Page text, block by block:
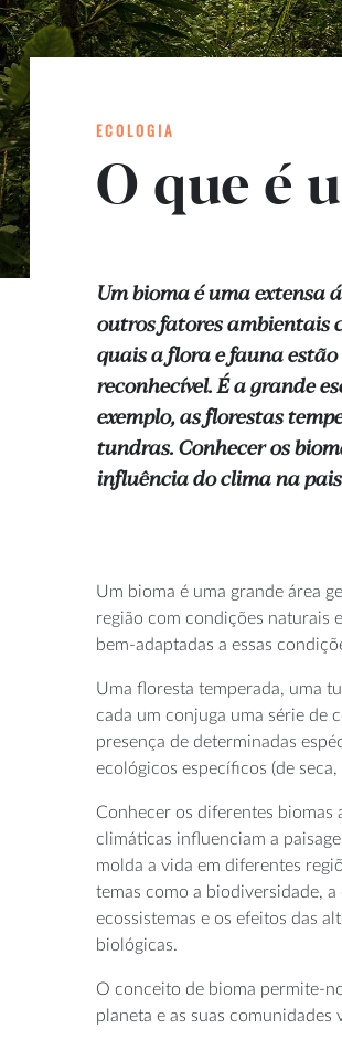
ECOLOGIA
O que é
Um bioma é uma extensa
outros fatores ambientais
quais a flora e fauna
reconhecível. É a grande
exemplo, as florestas
tundras. Conhecer os
influência do clima na
Um bioma é uma grande área
região com condições naturais
bem-adaptadas a essas
Uma floresta temperada, uma
cada um conjuga uma série de
presença de determinadas
ecológicos específicos (de
Conhecer os diferentes
climáticas influenciam a
molda a vida em diferentes
temas como a biodiversidade,
ecossistemas e os efeitos das
biológicas.
O conceito de bioma permite-
planeta e as suas comunidades